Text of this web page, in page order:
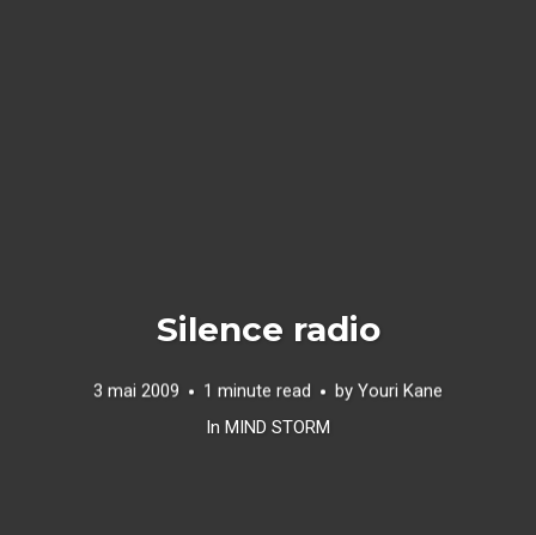
Silence radio
3 mai 2009 1 minute read by Youri Kane
In MIND STORM